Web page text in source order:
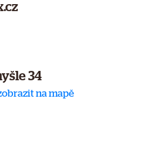
34
na mapě